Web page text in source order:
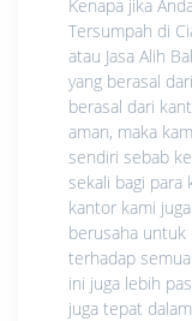
Kenapa jika
Tersumpah di
atau Jasa Alih
yang berasal
berasal dari
aman, maka
sendiri sebab
sekali bagi para
kantor kami
berusaha untuk
terhadap
ini juga lebih
juga tepat